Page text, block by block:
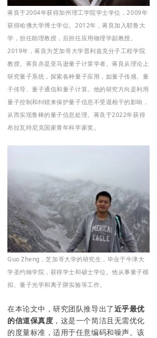
蒋良于2004年获得加州理工学院学士学位，2009年
获得哈佛大学博士学位。2012年，蒋良加入耶鲁大
学，担任助理教授，后担任应用物理学副教授。
2019年，蒋良为芝加哥大学普利兹克分子工程学院
教授。蒋良亦是亚马逊量子计算学者。蒋良从理论上
研究量子系统，探索各种量子应用，如量子传感、量
子传导、量子通信和量子计算。他的研究方向是利用
量子控制和纠错来保护量子信息不受退相干的影响，
从而实现鲁棒的量子信息处理。蒋良于2022年获得
布拉瓦特尼克国家青年科学家奖。
Guo Zheng，芝加哥大学的研究生，毕业于牛津大
学圣约翰学院，获得学士和硕士学位。他从事量子模
拟、量子光学和离子阱实验等工作。
在本论文中，研究团队推导出了近乎最优
的信道保真度 ，这是一个简洁且无需优化
的度量标准，适用于任意编码和噪声。该